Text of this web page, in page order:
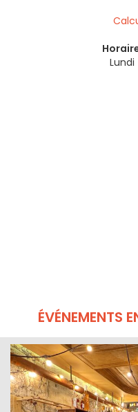
Lundi
ÉVÉNEMENTS